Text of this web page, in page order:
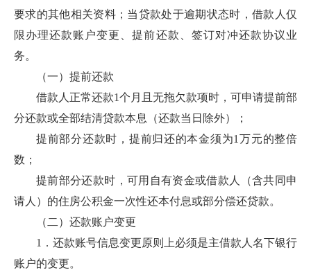
要求的其他相关资料；当贷款处于逾期状态时，借款人仅
限办理还款账户变更、提前还款、签订对冲还款协议业
务。
（一）提前还款
借款人正常还款1个月且无拖欠款项时，可申请提前部
分还款或全部结清贷款本息（还款当日除外）；
提前部分还款时，提前归还的本金须为1万元的整倍
数；
提前部分还款时，可用自有资金或借款人（含共同申
请人）的住房公积金一次性还本付息或部分偿还贷款。
（二）还款账户变更
1．还款账号信息变更原则上必须是主借款人名下银行
账户的变更。